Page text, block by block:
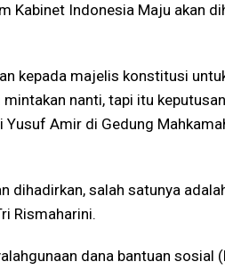
Kabinet Indonesia Maju akan
kepada majelis konstitusi
nanti, tapi itu
Amir di Gedung
dihadirkan, salah satunya
Rismaharini.
dana bantuan sosial